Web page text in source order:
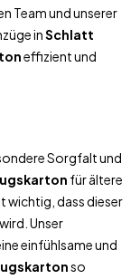
Team und unserer
inSchlatt
effizient und
Sorgfalt und
für ältere
wichtig, dass dieser
Unser
einfühlsame und
so